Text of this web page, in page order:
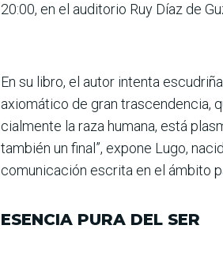
20:00, en el auditorio Ruy Díaz de
En su libro, el autor intenta
axiomático de gran trascendencia,
cialmente la raza humana, está
también un final”, expone Lugo,
comunicación escrita en el ámbito
ESENCIA PURA DEL SER